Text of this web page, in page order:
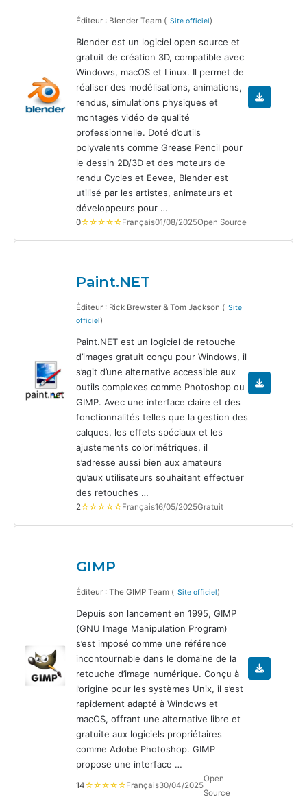
Éditeur : Blender Team ( Site officiel)
Blender est un logiciel open source et
gratuit de création 3D, compatible avec
Windows, macOS et Linux. Il permet de
réaliser des modélisations, animations,
rendus, simulations physiques et
montages vidéo de qualité
professionnelle. Doté d’outils
polyvalents comme Grease Pencil pour
le dessin 2D/3D et des moteurs de
rendu Cycles et Eevee, Blender est
utilisé par les artistes, animateurs et
développeurs pour …
0☆☆☆☆☆Français01/08/2025Open Source
Paint.NET
Éditeur : Rick Brewster & Tom Jackson ( Site
officiel)
Paint.NET est un logiciel de retouche
d’images gratuit conçu pour Windows, il
s’agit d’une alternative accessible aux
outils complexes comme Photoshop ou
GIMP. Avec une interface claire et des
fonctionnalités telles que la gestion des
calques, les effets spéciaux et les
ajustements colorimétriques, il
s’adresse aussi bien aux amateurs
qu’aux utilisateurs souhaitant effectuer
des retouches …
2☆☆☆☆☆Français16/05/2025Gratuit
GIMP
Éditeur : The GIMP Team ( Site officiel)
Depuis son lancement en 1995, GIMP
(GNU Image Manipulation Program)
s’est imposé comme une référence
incontournable dans le domaine de la
retouche d’image numérique. Conçu à
l’origine pour les systèmes Unix, il s’est
rapidement adapté à Windows et
macOS, offrant une alternative libre et
gratuite aux logiciels propriétaires
comme Adobe Photoshop. GIMP
propose une interface …
14☆☆☆☆☆Français30/04/2025
Open
Source